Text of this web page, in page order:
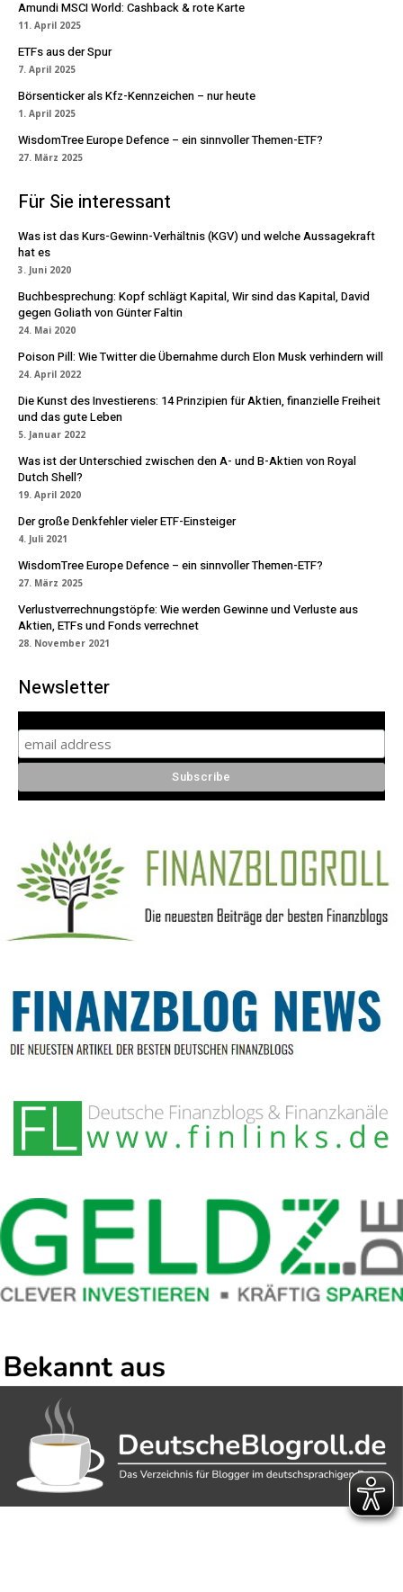
Amundi MSCI World: Cashback & rote Karte
11. April 2025
ETFs aus der Spur
7. April 2025
Börsenticker als Kfz-Kennzeichen – nur heute
1. April 2025
WisdomTree Europe Defence – ein sinnvoller Themen-ETF?
27. März 2025
Für Sie interessant
Was ist das Kurs-Gewinn-Verhältnis (KGV) und welche Aussagekraft
hat es
3. Juni 2020
Buchbesprechung: Kopf schlägt Kapital, Wir sind das Kapital, David
gegen Goliath von Günter Faltin
24. Mai 2020
Poison Pill: Wie Twitter die Übernahme durch Elon Musk verhindern will
24. April 2022
Die Kunst des Investierens: 14 Prinzipien für Aktien, finanzielle Freiheit
und das gute Leben
5. Januar 2022
Was ist der Unterschied zwischen den A- und B-Aktien von Royal
Dutch Shell?
19. April 2020
Der große Denkfehler vieler ETF-Einsteiger
4. Juli 2021
WisdomTree Europe Defence – ein sinnvoller Themen-ETF?
27. März 2025
Verlustverrechnungstöpfe: Wie werden Gewinne und Verluste aus
Aktien, ETFs und Fonds verrechnet
28. November 2021
Newsletter